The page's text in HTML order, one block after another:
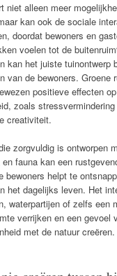
niet alleen meer
kan ook de sociale
doordat bewoners en
voelen tot de
kan het juiste tuinontwerp
van de bewoners. Groene
positieve effecten
zoals stressvermindering
creativiteit.
zorgvuldig is ontworpen
fauna kan een
bewoners helpt te
het dagelijks leven. Het
waterpartijen of zelfs een
verrijken en een gevoel
met de natuur creëren.